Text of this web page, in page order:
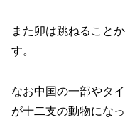
また卯は跳ねること
す。
なお中国の一部やタ
が十二支の動物になっ